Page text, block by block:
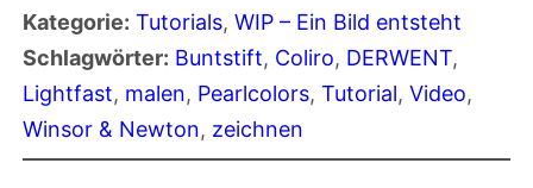
Kategorie: Tutorials, WIP – Ein Bild entsteht
Schlagwörter: Buntstift, Coliro, DERWENT
Lightfast, malen, Pearlcolors, Tutorial, Video
Winsor & Newton, zeichnen